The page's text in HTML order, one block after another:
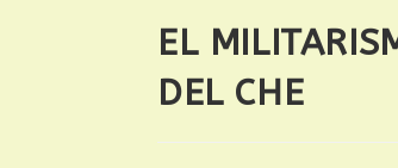
EL
DEL CHE